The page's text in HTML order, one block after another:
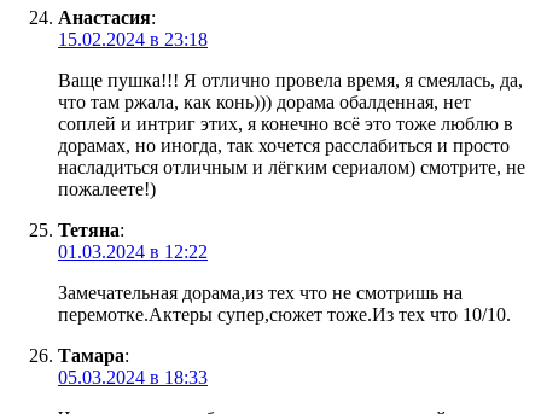
Анастасия:
15.02.2024 в 23:18
Ваще пушка!!! Я отлично провела время, я смеялась, да,
что там ржала, как конь))) дорама обалденная, нет
соплей и интриг этих, я конечно всё это тоже люблю в
дорамах, но иногда, так хочется расслабиться и просто
насладиться отличным и лёгким сериалом) смотрите, не
пожалеете!)
Тетяна:
01.03.2024 в 12:22
Замечательная дорама,из тех что не смотришь на
перемотке.Актеры супер,сюжет тоже.Из тех что 10/10.
Тамара:
05.03.2024 в 18:33